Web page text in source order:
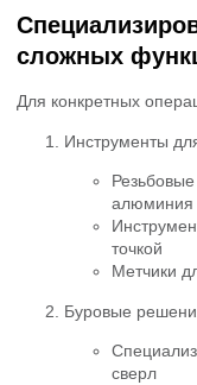
сложных
Для конкретных
Инструменты
алюминия
точкой
Метчики
Буровые
сверл